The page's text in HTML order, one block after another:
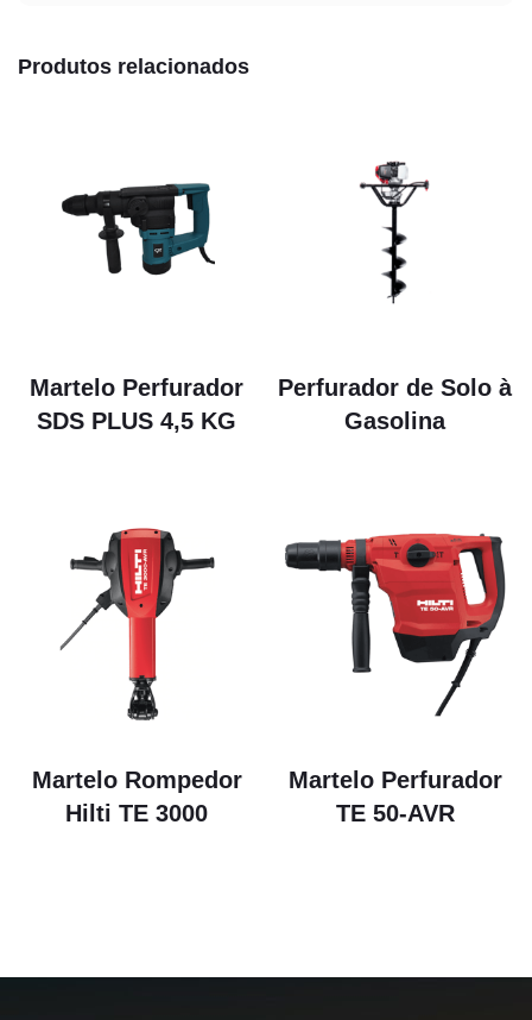
Produtos relacionados
Martelo Perfurador
SDS PLUS 4,5 KG
Perfurador de Solo à
Gasolina
Martelo Rompedor
Hilti TE 3000
Martelo Perfurador
TE 50-AVR